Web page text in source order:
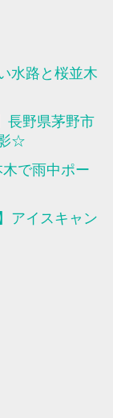
水路と桜並木
長野県茅野市
☆
木で雨中ポー
アイスキャン